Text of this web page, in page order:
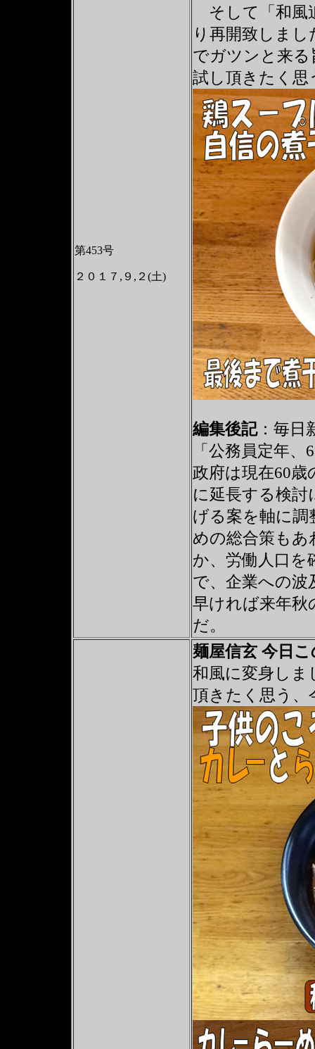
第453号
２０１７,９,２(土)
そして「和風
り再開致しま
でガツンと来
試し頂きたく思
編集後記：毎日
「公務員定年
政府は現在60歳
に延長する検討
げる案を軸に調
めの総合策もあ
か、労働人口を
で、企業への波
早ければ来年秋
だ。
麺屋信玄 今日
和風に変身しま
頂きたく思う、